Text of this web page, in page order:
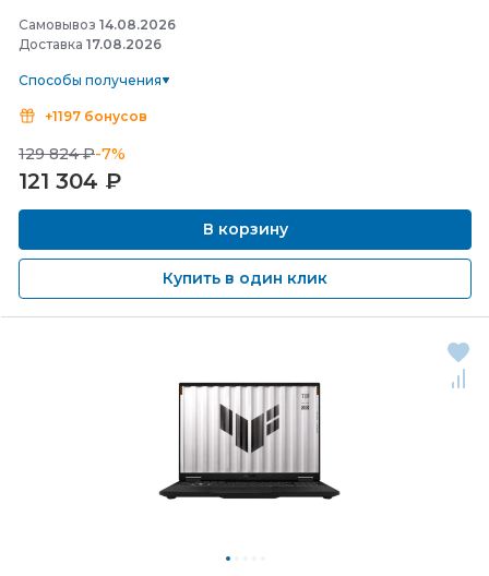
Самовывоз 14.08.2026
Доставка 17.08.2026
Способы получения
+1197 бонусов
129 824 ₽-7%
121 304 ₽
В корзину
Купить в один клик